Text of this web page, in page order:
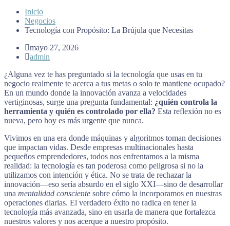
Inicio
Negocios
Tecnología con Propósito: La Brújula que Necesitas
mayo 27, 2026
admin
¿Alguna vez te has preguntado si la tecnología que usas en tu
negocio realmente te acerca a tus metas o solo te mantiene ocupado?
En un mundo donde la innovación avanza a velocidades
vertiginosas, surge una pregunta fundamental: ¿quién controla la
herramienta y quién es controlado por ella? Esta reflexión no es
nueva, pero hoy es más urgente que nunca.
Vivimos en una era donde máquinas y algoritmos toman decisiones
que impactan vidas. Desde empresas multinacionales hasta
pequeños emprendedores, todos nos enfrentamos a la misma
realidad: la tecnología es tan poderosa como peligrosa si no la
utilizamos con intención y ética. No se trata de rechazar la
innovación—eso sería absurdo en el siglo XXI—sino de desarrollar
una mentalidad consciente sobre cómo la incorporamos en nuestras
operaciones diarias. El verdadero éxito no radica en tener la
tecnología más avanzada, sino en usarla de manera que fortalezca
nuestros valores y nos acerque a nuestro propósito.